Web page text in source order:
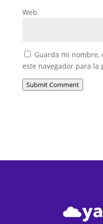
Web
Guarda mi nombre,
este navegador para la
Submit Comment